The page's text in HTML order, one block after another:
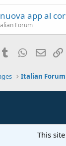
app al
Forum
Tumblr WhatsApp
Email
Italian Forum
This